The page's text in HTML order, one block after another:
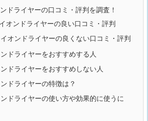
ドライヤーの口コミ・評判を調査！
オンドライヤーの良い口コミ・評判
オンドライヤーの良くない口コミ・評判
ドライヤーをおすすめする人
ドライヤーをおすすめしない人
ドライヤーの特徴は？
ドライヤーの使い方や効果的に使うに